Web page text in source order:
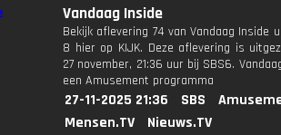
Vandaag Inside
Bekijk aflevering 74 van Vandaag Inside
8 hier op KIJK. Deze aflevering is
27 november, 21:36 uur bij SBS6.
een Amusement programma
27-11-2025 21:36 SBS
Mensen.TV
Nieuws.TV